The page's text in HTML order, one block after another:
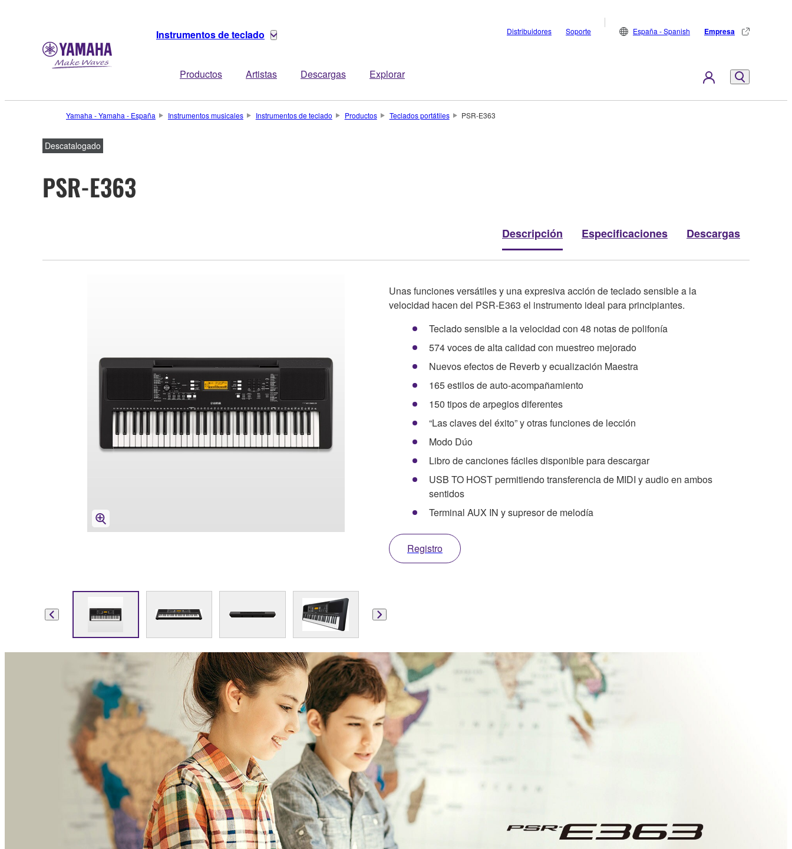
Instrumentos de teclado
Productos Artistas Descargas Explorar
Distribuidores Soporte España - Spanish Empresa
Yamaha - Yamaha - España Instrumentos musicales Instrumentos de teclado Productos Teclados portátiles PSR-E363
Descatalogado
PSR-E363
Descripción Especificaciones Descargas
Unas funciones versátiles y una expresiva acción de teclado sensible a la
velocidad hacen del PSR-E363 el instrumento ideal para principiantes.
Teclado sensible a la velocidad con 48 notas de polifonía
574 voces de alta calidad con muestreo mejorado
Nuevos efectos de Reverb y ecualización Maestra
165 estilos de auto-acompañamiento
150 tipos de arpegios diferentes
“Las claves del éxito” y otras funciones de lección
Modo Dúo
Libro de canciones fáciles disponible para descargar
USB TO HOST permitiendo transferencia de MIDI y audio en ambos
sentidos
Terminal AUX IN y supresor de melodía
Registro